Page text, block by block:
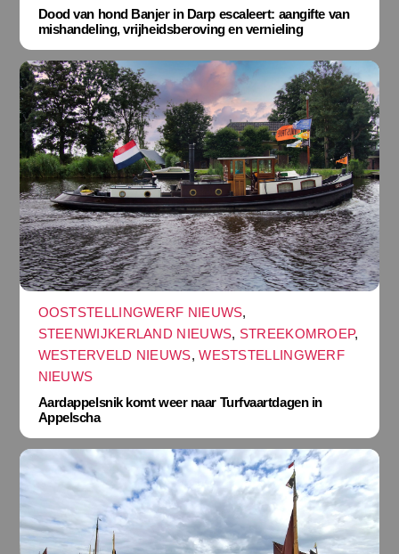
Dood van hond Banjer in Darp escaleert: aangifte van
mishandeling, vrijheidsberoving en vernieling
OOSTSTELLINGWERF NIEUWS,
STEENWIJKERLAND NIEUWS, STREEKOMROEP,
WESTERVELD NIEUWS,WESTSTELLINGWERF
NIEUWS
Aardappelsnik komt weer naar Turfvaartdagen in
Appelscha